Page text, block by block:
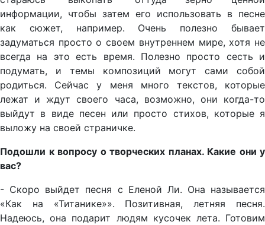
информации, чтобы затем его использовать в песне
как сюжет, например. Очень полезно бывает
задуматься просто о своем внутреннем мире, хотя не
всегда на это есть время. Полезно просто сесть и
подумать, и темы композиций могут сами собой
родиться. Сейчас у меня много текстов, которые
лежат и ждут своего часа, возможно, они когда-то
выйдут в виде песен или просто стихов, которые я
выложу на своей страничке.
Подошли к вопросу о творческих планах. Какие они у
вас?
- Скоро выйдет песня с Еленой Ли. Она называется
«Как на «Титанике»». Позитивная, летняя песня.
Надеюсь, она подарит людям кусочек лета. Готовим